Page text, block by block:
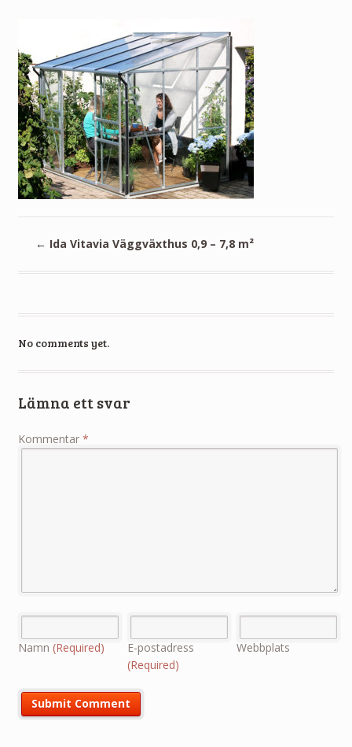
← Ida Vitavia Väggväxthus 0,9 – 7,8 m²
No comments yet.
Lämna ett svar
Kommentar *
Namn (Required)
E-postadress
(Required)
Webbplats